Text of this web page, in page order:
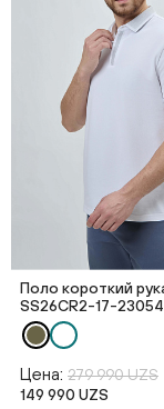
Поло короткий
SS26CR2-17-
Цена: 279 990 UZS
149 990 UZS